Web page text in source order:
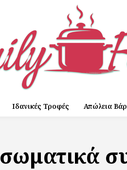
Ιδανικές Τροφές Απώλεια
σωματικά